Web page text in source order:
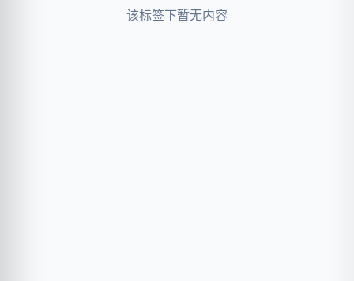
该标签下暂无内容